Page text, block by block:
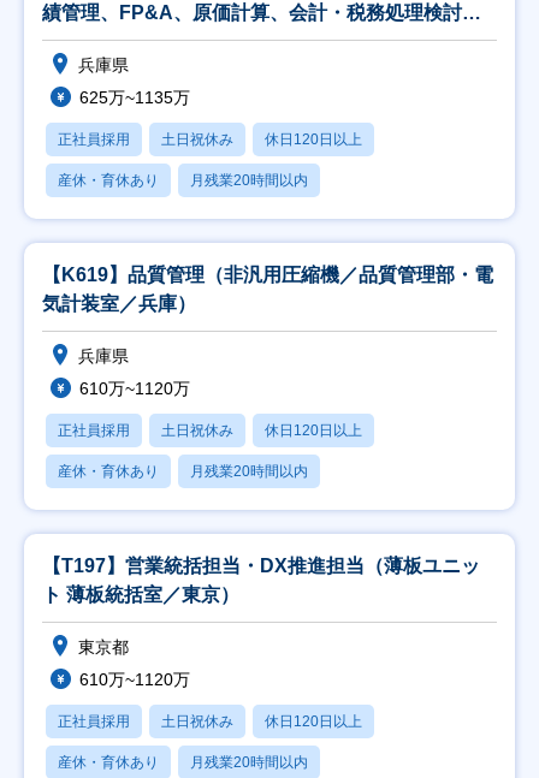
績管理、FP&A、原価計算、会計・税務処理検討、
監
兵庫県
625万~1135万
正社員採用 土日祝休み 休日120日以上
産休・育休あり 月残業20時間以内
【K619】品質管理（非汎用圧縮機／品質管理部・電
気計装室／兵庫）
兵庫県
610万~1120万
正社員採用 土日祝休み 休日120日以上
産休・育休あり 月残業20時間以内
【T197】営業統括担当・DX推進担当（薄板ユニッ
ト 薄板統括室／東京）
東京都
610万~1120万
正社員採用 土日祝休み 休日120日以上
産休・育休あり 月残業20時間以内